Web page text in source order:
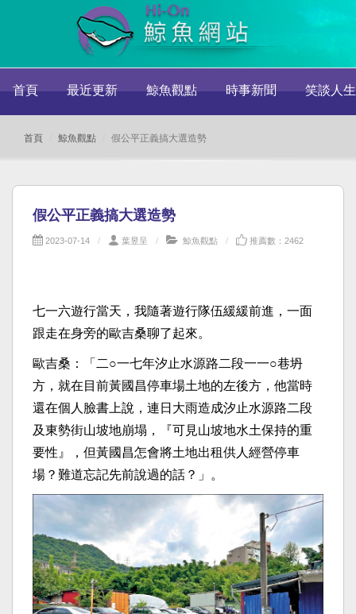
首頁 最近更新 鯨魚觀點 時事新聞 笑談人生
首頁 鯨魚觀點 假公平正義搞大選造勢
假公平正義搞大選造勢
2023-07-14 葉昱呈 鯨魚觀點 推薦數：2462
七一六遊行當天，我隨著遊行隊伍緩緩前進，一面
跟走在身旁的歐吉桑聊了起來。
歐吉桑：「二○一七年汐止水源路二段一一○巷坍
方，就在目前黃國昌停車場土地的左後方，他當時
還在個人臉書上說，連日大雨造成汐止水源路二段
及東勢街山坡地崩塌，『可見山坡地水土保持的重
要性』，但黃國昌怎會將土地出租供人經營停車
場？難道忘記先前說過的話？」。